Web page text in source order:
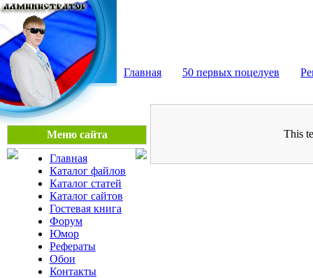
Главная 50 первых поцелуев
Меню сайта
Главная
Каталог файлов
Каталог статей
Каталог сайтов
Гостевая книга
Форум
Юмор
Рефераты
Обои
Контакты
This